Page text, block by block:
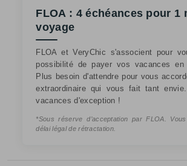
FLOA : 4 échéances pour 1
voyage
FLOA et VeryChic s'associent pour
possibilité de payer vos vacances en
Plus besoin d'attendre pour vous
extraordinaire qui vous fait tant
vacances d'exception !
*Sous réserve d’acceptation par FLOA.
délai légal de rétractation.